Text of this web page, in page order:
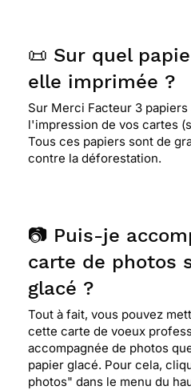
📜 Sur quel
elle imprimée ?
Sur Merci Facteur 3
l'impression de vos cartes
Tous ces papiers sont de
contre la déforestation.
📷 Puis-je
carte de photos
glacé ?
Tout à fait, vous pouvez
cette carte de voeux
accompagnée de photos
papier glacé. Pour cela,
photos" dans le menu du